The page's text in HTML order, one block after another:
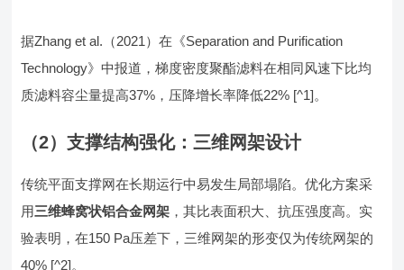
据Zhang et al.（2021）在《Separation and Purification
Technology》中报道，梯度密度聚酯滤料在相同风速下比均
质滤料容尘量提高37%，压降增长率降低22% [^1]。
（2）支撑结构强化：三维网架设计
传统平面支撑网在长期运行中易发生局部塌陷。优化方案采
用三维蜂窝状铝合金网架 ，其比表面积大、抗压强度高。实
验表明，在150 Pa压差下，三维网架的形变仅为传统网架的
40% [^2]。